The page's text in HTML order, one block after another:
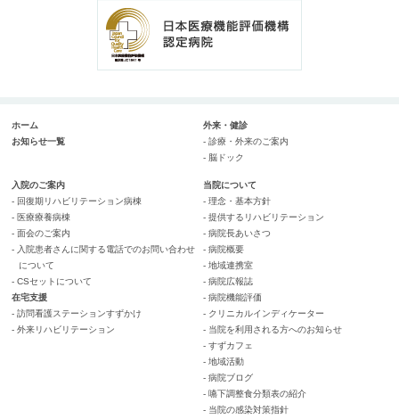
ホーム
お知らせ一覧
外来・健診
- 診療・外来のご案内
- 脳ドック
入院のご案内
- 回復期リハビリテーション病棟
- 医療療養病棟
- 面会のご案内
- 入院患者さんに関する電話でのお問い合わせ
について
- CSセットについて
在宅支援
- 訪問看護ステーションすずかけ
- 外来リハビリテーション
当院について
- 理念・基本方針
- 提供するリハビリテーション
- 病院長あいさつ
- 病院概要
- 地域連携室
- 病院広報誌
- 病院機能評価
- クリニカルインディケーター
- 当院を利用される方へのお知らせ
- すずカフェ
- 地域活動
- 病院ブログ
- 嚥下調整食分類表の紹介
- 当院の感染対策指針